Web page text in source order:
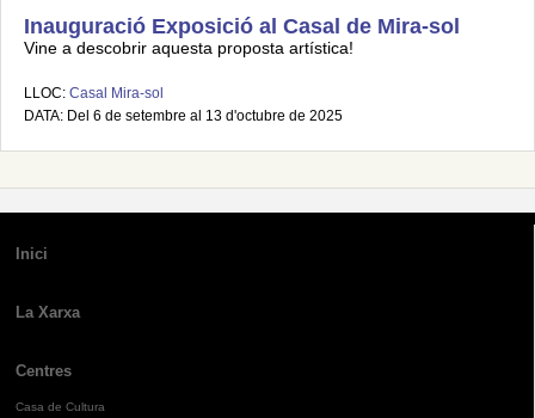
Inauguració Exposició al Casal de Mira-sol
Vine a descobrir aquesta proposta artística!
LLOC: Casal Mira-sol
DATA: Del 6 de setembre al 13 d'octubre de 2025
Inici
La Xarxa
Centres
Casa de Cultura